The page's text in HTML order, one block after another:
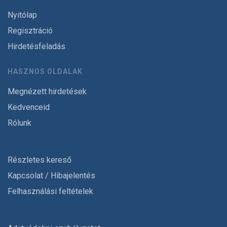
Nyitólap
Regisztráció
Hirdetésfeladás
HASZNOS OLDALAK
Megnézett hirdetések
Kedvenceid
Rólunk
Részletes kereső
Kapcsolat / Hibajelentés
Felhasználási feltételek